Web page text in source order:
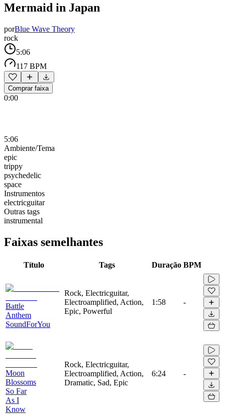
Mermaid in Japan
porBlue Wave Theory
rock
5:06
117 BPM
Comprar faixa
0:00
5:06
Ambiente/Tema
epic
trippy
psychedelic
space
Instrumentos
electricguitar
Outras tags
instrumental
Faixas semelhantes
Título Tags Duração BPM
Battle
Anthem
SoundForYou
Rock, Electricguitar,
Electroamplified, Action,
Epic, Powerful
1:58 -
Moon
Blossoms
So Far
As I
Know
Rock, Electricguitar,
Electroamplified, Action,
Dramatic, Sad, Epic
6:24 -